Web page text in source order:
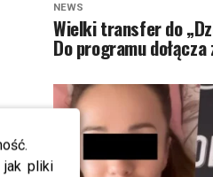
jak pliki
NEWS
Wielki transfer do
Do programu